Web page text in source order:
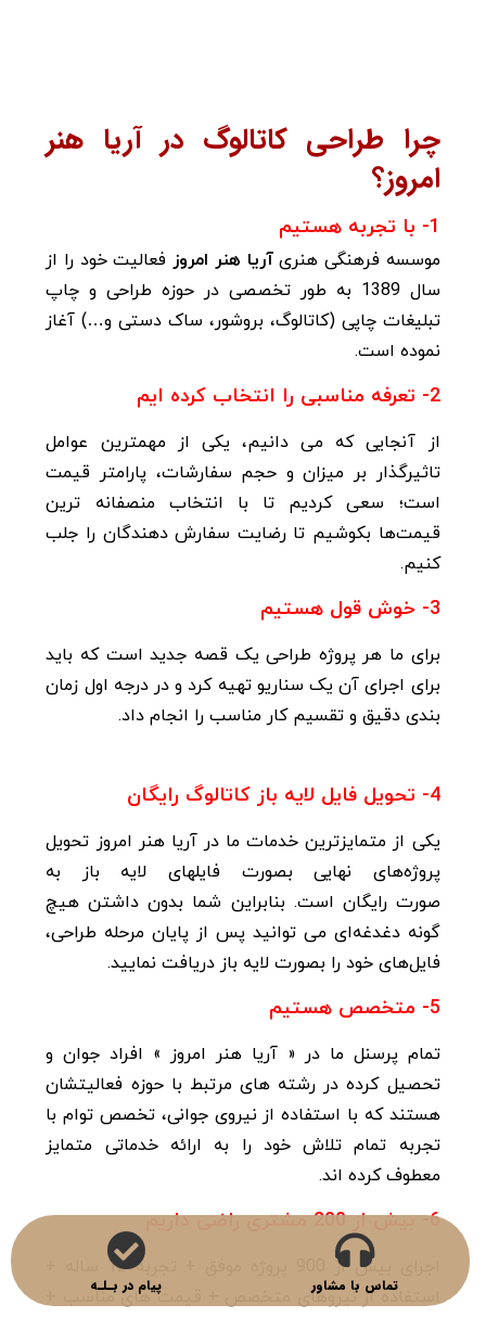
چرا طراحی کاتالوگ در آریا هنر
امروز؟
1- با تجربه هستیم
موسسه فرهنگی هنریآریا هنر امروز فعالیت خود را از
سال 1389 به طور تخصصی در حوزه طراحی و چاپ
تبلیغات چاپی (کاتالوگ، بروشور، ساک دستی و…) آغاز
نموده است.
2- تعرفه مناسبی را انتخاب کرده ایم
از آنجایی که می دانیم، یکی از مهمترین عوامل
تاثیرگذار بر میزان و حجم سفارشات، پارامتر قیمت
است؛ سعی کردیم تا با انتخاب منصفانه ترین
قیمت‌ها بکوشیم تا رضایت سفارش دهندگان را جلب
کنیم.
3- خوش قول هستیم
برای ما هر پروژه طراحی یک قصه جدید است که باید
برای اجرای آن یک سناریو تهیه کرد و در درجه اول زمان
بندی دقیق و تقسیم کار مناسب را انجام داد.
4- تحویل فایل لایه باز کاتالوگ رایگان
یکی از متمایزترین خدمات ما در آریا هنر امروز تحویل
پروژه‌های نهایی بصورت فایلهای لایه باز به
صورترایگان است. بنابراین شما بدون داشتن هیچ
گونه دغدغه‌ای می توانید پس از پایان مرحله طراحی،
فایل‌های خود را بصورت لایه باز دریافت نمایید.
5- متخصص هستیم
تمام پرسنل ما در « آریا هنر امروز » افراد جوان و
تحصیل کرده در رشته های مرتبط با حوزه فعالیتشان
هستند که با استفاده از نیروی جوانی، تخصص توام با
تجربه تمام تلاش خود را به ارائه خدماتی متمایز
معطوف کرده اند.
6- بیش از 200 مشتری راضی داریم
استفاده از نیروهای متخصص + قیمت های مناسب +
تماس با مشاور پیام در بـلـه